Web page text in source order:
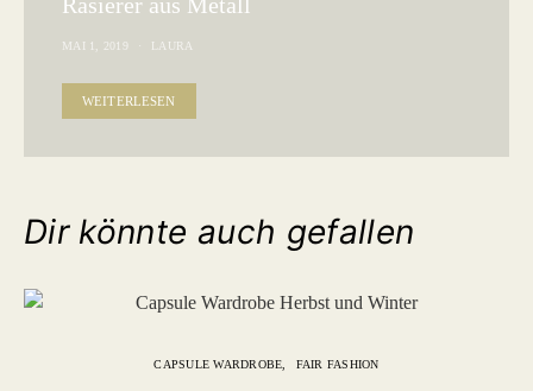
MAI 1, 2019 LAURA
WEITERLESEN
Dir könnte auch gefallen
CAPSULE WARDROBE FAIR FASHION